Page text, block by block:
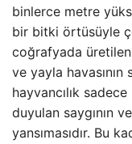
binlerce metre
bir bitki örtüsüyle
coğrafyada üretilen
ve yayla havasının
hayvancılık
duyulan saygının
yansımasıdır. Bu